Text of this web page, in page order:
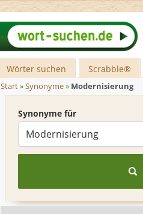
Wörter suchen Scrabble®
Start»Synonyme» Modernisierung
Synonyme für